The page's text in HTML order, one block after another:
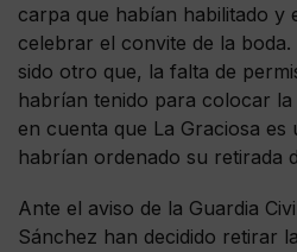
carpa que habían habilitado y
celebrar el convite de la
sido otro que, la falta de
habrían tenido para colocar
en cuenta que La Graciosa es
habrían ordenado su retirada
Ante el aviso de la Guardia
Sánchez han decidido retirar